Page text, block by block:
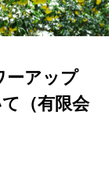
ーアップ
（有限会